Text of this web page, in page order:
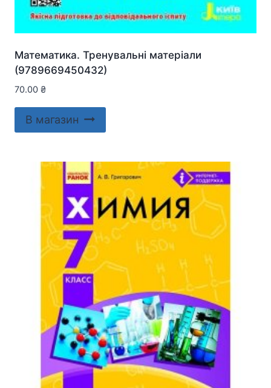
Математика. Тренувальні матеріали
(9789669450432)
70.00 ₴
В магазин